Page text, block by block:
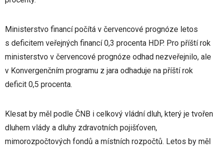
Ministerstvo financí počítá v červencové prognóze letos
s deficitem veřejných financí 0,3 procenta HDP. Pro příští rok
ministerstvo v červencové prognóze odhad nezveřejnilo, ale
v Konvergenčním programu z jara odhaduje na příští rok
deficit 0,5 procenta.
Klesat by měl podle ČNB i celkový vládní dluh, který je tvořen
dluhem vlády a dluhy zdravotních pojišťoven,
mimorozpočtových fondů a místních rozpočtů. Letos by měl